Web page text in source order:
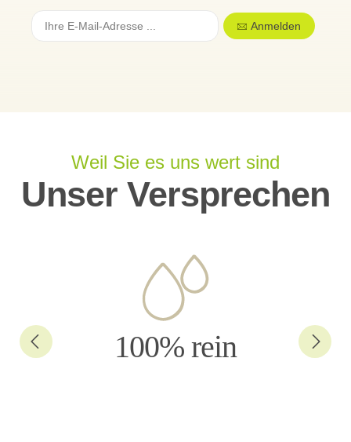
Anmelden
Weil Sie es uns wert sind
Unser Versprechen
100% rein